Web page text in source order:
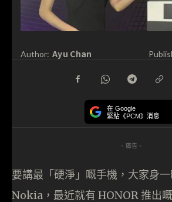
Author: Ayu Chan
在 Google
緊貼《PCM》消息
- 廣告 -
要講最「硬淨」嘅手機，大家身
Nokia，最近就有 HONOR 推出